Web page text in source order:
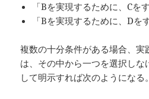
「Bを実現するために、Cを
「Bを実現するために、Dを
複数の十分条件がある場合、実
は、その中から一つを選択しな
して明示すれば次のようになる。